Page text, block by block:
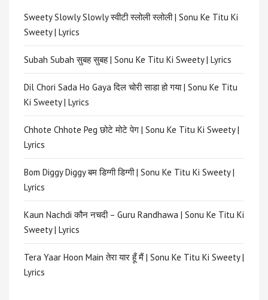
Sweety Slowly Slowly स्वीटी स्लोली स्लोली | Sonu Ke Titu Ki
Sweety | Lyrics
Subah Subah सुबह सुबह | Sonu Ke Titu Ki Sweety | Lyrics
Dil Chori Sada Ho Gaya दिल चोरी साडा हो गया | Sonu Ke Titu
Ki Sweety | Lyrics
Chhote Chhote Peg छोटे मोटे पेग | Sonu Ke Titu Ki Sweety |
Lyrics
Bom Diggy Diggy बम डिग्गी डिग्गी | Sonu Ke Titu Ki Sweety |
Lyrics
Kaun Nachdi कौन नचदी – Guru Randhawa | Sonu Ke Titu Ki
Sweety | Lyrics
Tera Yaar Hoon Main तेरा यार हूँ मैं | Sonu Ke Titu Ki Sweety |
Lyrics